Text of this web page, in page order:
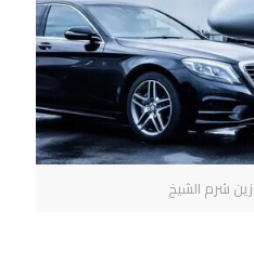
شرم الشيخ